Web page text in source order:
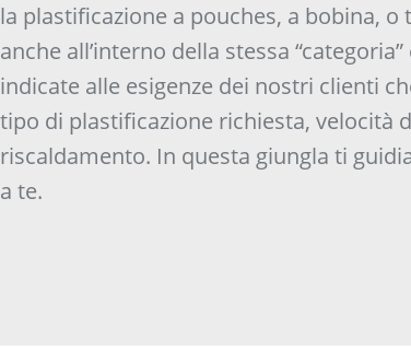
la plastificazione a pouches, a bobina,
anche all’interno della stessa
indicate alle esigenze dei nostri clienti
tipo di plastificazione richiesta, velocità
riscaldamento. In questa giungla ti
a te.